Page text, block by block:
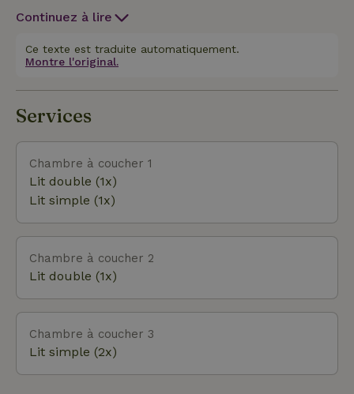
le grand jardin vert clôturé (avec un long fil à linge).
temps libre (à l'intérieur ou dans le jardin/ sur la
moins de 200 mètres de la maison et tu peux -
pour ainsi dire - plonger directement dans la
Semois depuis le jardin. À quelques kilomètres de la
maison, tu peux louer un kayak et faire de
l'équitation. Dans le parc de bungalows voisin, il y a
une grande aire de jeux.
Continuez à lire
Ce texte est traduite automatiquement.
Montre l'original.
Services
Chambre à coucher 1
Lit double (1x)
Lit simple (1x)
Chambre à coucher 2
Lit double (1x)
Chambre à coucher 3
Lit simple (2x)